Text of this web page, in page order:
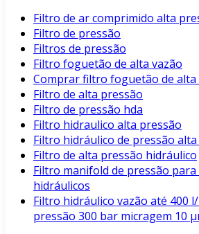
Filtro de ar comprimido alta
Filtro de pressão
Filtros de pressão
Filtro foguetão de alta vazão
Comprar filtro foguetão de alta
Filtro de alta pressão
Filtro de pressão hda
Filtro hidraulico alta pressão
Filtro hidráulico de pressão
Filtro de alta pressão hidráulico
Filtro manifold de pressão
hidráulicos
Filtro hidráulico vazão até 400
pressão 300 bar micragem 10